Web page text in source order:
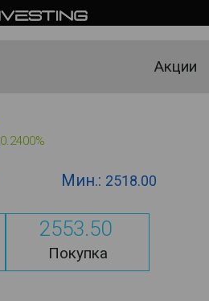
Акции
0.2400%
Мин.: 2518.00
2553.50
Покупка